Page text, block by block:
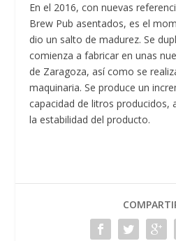
En el 2016, con nuevas
Brew Pub asentados, es el
dio un salto de madurez. Se
comienza a fabricar en unas
de Zaragoza, así como se
maquinaria. Se produce un
capacidad de litros producidos,
la estabilidad del producto.